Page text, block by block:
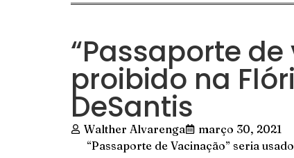
“Passaporte
proibido na
DeSantis
Walther Alvarenga março 30, 2021
“Passaporte de Vacinação” seria